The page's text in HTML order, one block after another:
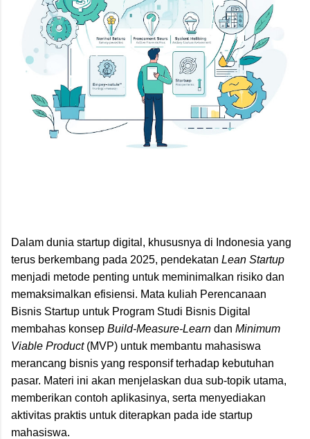
Dalam dunia startup digital, khususnya di Indonesia yang
terus berkembang pada 2025, pendekatan Lean Startup
menjadi metode penting untuk meminimalkan risiko dan
memaksimalkan efisiensi. Mata kuliah Perencanaan
Bisnis Startup untuk Program Studi Bisnis Digital
membahas konsep Build-Measure-Learn dan Minimum
Viable Product(MVP) untuk membantu mahasiswa
merancang bisnis yang responsif terhadap kebutuhan
pasar. Materi ini akan menjelaskan dua sub-topik utama,
memberikan contoh aplikasinya, serta menyediakan
aktivitas praktis untuk diterapkan pada ide startup
mahasiswa.